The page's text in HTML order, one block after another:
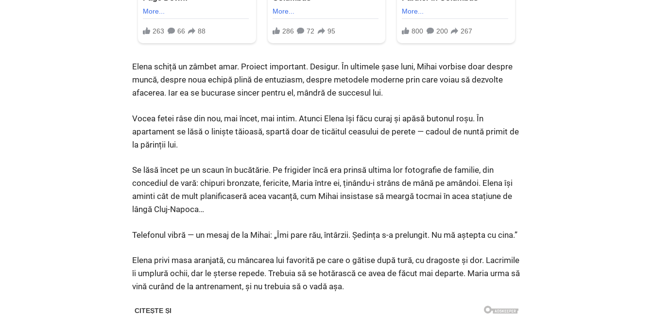
Elena schiță un zâmbet amar. Proiect important. Desigur. În ultimele șase luni, Mihai vorbise doar despre
muncă, despre noua echipă plină de entuziasm, despre metodele moderne prin care voiau să dezvolte
afacerea. Iar ea se bucurase sincer pentru el, mândră de succesul lui.
Vocea fetei râse din nou, mai încet, mai intim. Atunci Elena își făcu curaj și apăsă butonul roșu. În
apartament se lăsă o liniște tăioasă, spartă doar de ticăitul ceasului de perete — cadoul de nuntă primit de
la părinții lui.
Se lăsă încet pe un scaun în bucătărie. Pe frigider încă era prinsă ultima lor fotografie de familie, din
concediul de vară: chipuri bronzate, fericite, Maria între ei, ținându-i strâns de mână pe amândoi. Elena își
aminti cât de mult planificaseră acea vacanță, cum Mihai insistase să meargă tocmai în acea stațiune de
lângă Cluj-Napoca…
Telefonul vibră — un mesaj de la Mihai: „Îmi pare rău, întârzii. Ședința s-a prelungit. Nu mă aștepta cu cina.”
Elena privi masa aranjată, cu mâncarea lui favorită pe care o gătise după tură, cu dragoste și dor. Lacrimile
îi umplură ochii, dar le șterse repede. Trebuia să se hotărască ce avea de făcut mai departe. Maria urma să
vină curând de la antrenament, și nu trebuia să o vadă așa.